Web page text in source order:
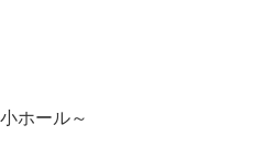
ホール～